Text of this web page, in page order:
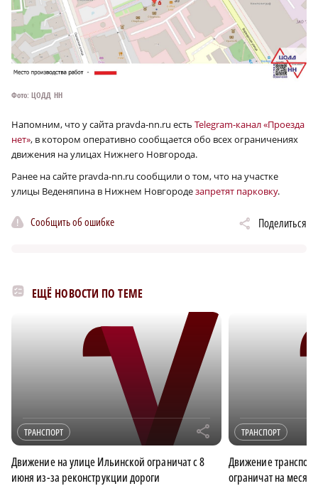
Фото: ЦОДД НН
Напомним, что у сайта pravda-nn.ru есть Telegram-канал «Проезда
нет», в котором оперативно сообщается обо всех ограничениях
движения на улицах Нижнего Новгорода.
Ранее на сайте pravda-nn.ru сообщили о том, что на участке
улицы Веденяпина в Нижнем Новгородезапретят парковку.
Сообщить об ошибке Поделиться
ЕЩЁ НОВОСТИ ПО ТЕМЕ
ТРАНСПОРТ r
Движение на улице Ильинской ограничат с 8
июня из-за реконструкции дороги
ТРАНСПОРТ
Движение
ограничат на месяц